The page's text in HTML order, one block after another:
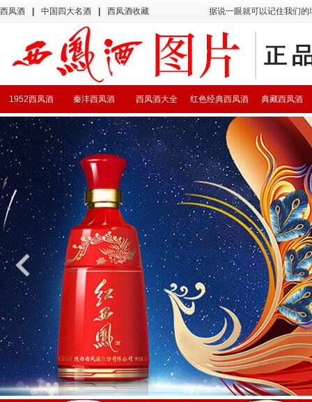
西凤酒 中国四大名酒 西凤酒收藏 据说一眼就可以记住我们
典藏西凤酒
红色经典西凤酒
西凤酒大全
秦沣西凤酒
1952西凤酒